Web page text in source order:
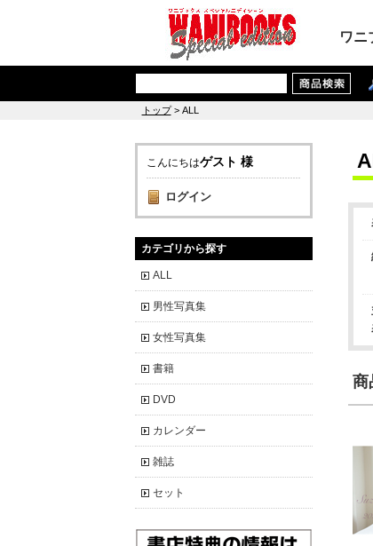
ワニ
トップ> ALL
こんにちはゲスト 様
ログイン
カテゴリから探す
ALL
男性写真集
女性写真集
書籍
DVD
カレンダー
雑誌
セット
商